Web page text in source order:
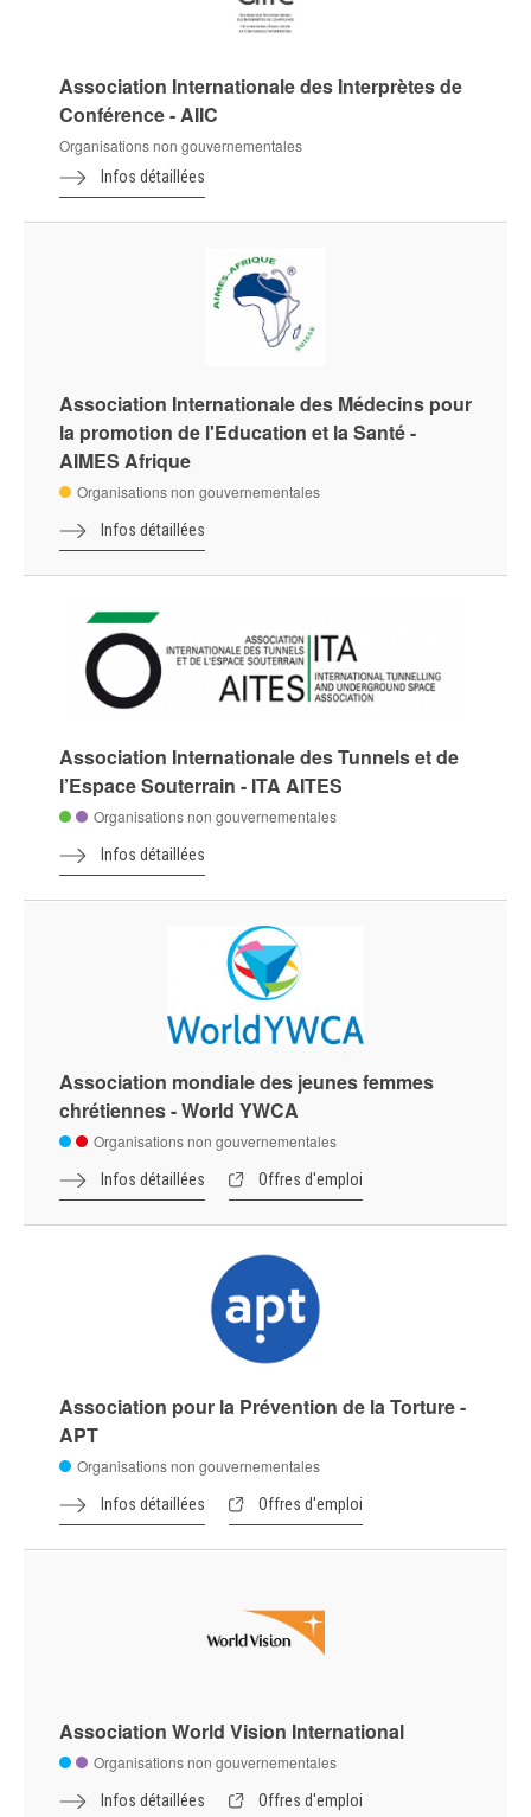
Association Internationale des Interprètes de
Conférence - AIIC
Organisations non gouvernementales
Infos détaillées
Association Internationale des Médecins pour
la promotion de l'Education et la Santé -
AIMES Afrique
Organisations non gouvernementales
Infos détaillées
Association Internationale des Tunnels et de
l’Espace Souterrain - ITA AITES
Organisations non gouvernementales
Infos détaillées
Association mondiale des jeunes femmes
chrétiennes - World YWCA
Organisations non gouvernementales
Infos détaillées Offres d'emploi
Association pour la Prévention de la Torture -
APT
Organisations non gouvernementales
Infos détaillées Offres d'emploi
Association World Vision International
Organisations non gouvernementales
Infos détaillées Offres d'emploi